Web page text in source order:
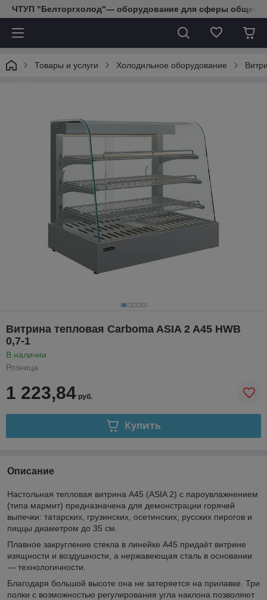
ЧТУП "Белторгхолод"— оборудование для сферы
Товары и услуги Холодильное оборудование
Витрина тепловая Carboma ASIA 2 A45 HWB
0,7-1
В наличии
Розница
1 223,84 руб.
Купить
Описание
Настольная тепловая витрина A45 (ASIA 2) с пароувлажнением
(типа мармит) предназначена для демонстрации горячей
выпечки: татарских, грузинских, осетинских, русских пирогов и
пиццы диаметром до 35 см.
Плавное закругление стекла в линейке A45 придаёт витрине
изящности и воздушности, а нержавеющая сталь в основании
— технологичности.
Благодаря большой высоте она не затеряется на прилавке. Три
полки с возможностью регулирования угла наклона позволяют